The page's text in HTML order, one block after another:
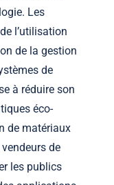
Les
l’utilisation
de la gestion
de
à réduire son
éco-
de matériaux
de
les publics